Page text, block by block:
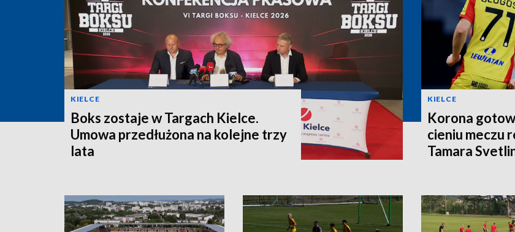
KIELCE
Boks zostaje w Targach Kielce.
Umowa przedłużona na kolejne trzy
lata
KIELCE
Korona
cieniu meczu
Tamara